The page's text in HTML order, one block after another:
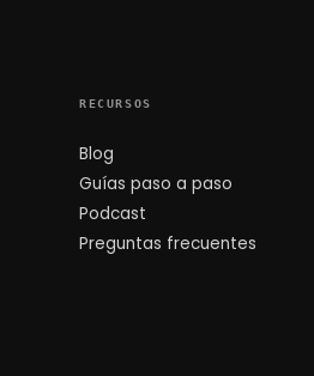
RECURSOS
Blog
Guías paso a paso
Podcast
Preguntas frecuentes